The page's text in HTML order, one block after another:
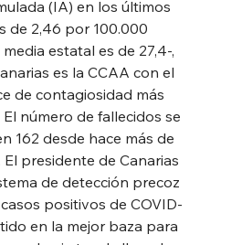
(IA) en los últimos
de 2,46 por 100.000
estatal es de 27,4-,
es la CCAA con el
de contagiosidad más
número de fallecidos se
162 desde hace más de
El presidente de Canarias
de detección precoz
positivos de COVID-
en la mejor baza para